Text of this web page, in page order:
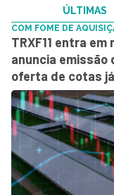
ÚLTIMAS
COM FOME DE
TRXF11 entra
anuncia emissão
oferta de cotas